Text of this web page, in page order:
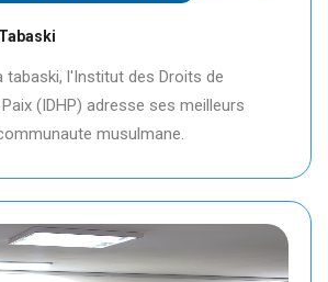
tabaski, l'Institut des Droits de
(IDHP) adresse ses meilleurs
musulmane.